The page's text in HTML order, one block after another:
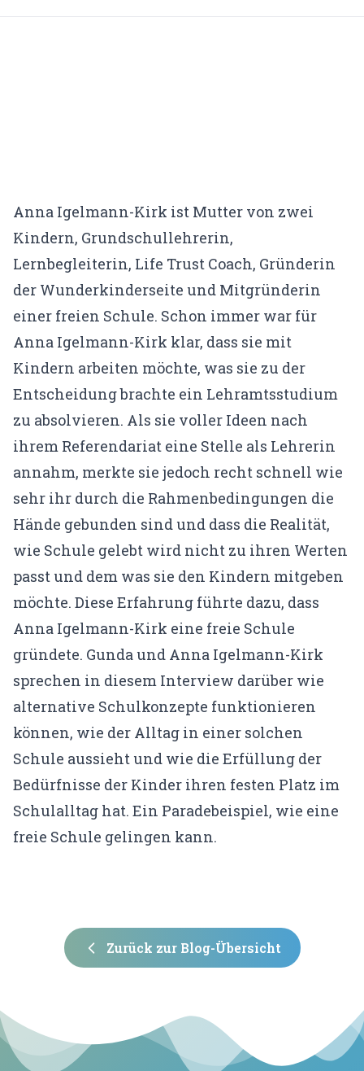
Traumatherapie (DeGPT)
Narrative
Traumasensibles Coaching
Du bist nicht kaputt (Aufzeichnung)
ÜBER UNS
Gründerin & Denkfabrik
Unser Team
Unsere Partner
Karriere
🗓️ Alle Veranstaltungen
EMDR Live Webinar
Supervision
📝 Blog
KONTO
Mein Konto
Expertenfinder-Profil
Anna Igelmann-Kirk ist Mutter von zwei
Kindern, Grundschullehrerin,
Lernbegleiterin, Life Trust Coach, Gründerin
der Wunderkinderseite und Mitgründerin
einer freien Schule. Schon immer war für
Anna Igelmann-Kirk klar, dass sie mit
Kindern arbeiten möchte, was sie zu der
Entscheidung brachte ein Lehramtsstudium
zu absolvieren. Als sie voller Ideen nach
ihrem Referendariat eine Stelle als Lehrerin
annahm, merkte sie jedoch recht schnell wie
sehr ihr durch die Rahmenbedingungen die
Hände gebunden sind und dass die Realität,
wie Schule gelebt wird nicht zu ihren Werten
passt und dem was sie den Kindern mitgeben
möchte. Diese Erfahrung führte dazu, dass
Anna Igelmann-Kirk eine freie Schule
gründete. Gunda und Anna Igelmann-Kirk
sprechen in diesem Interview darüber wie
alternative Schulkonzepte funktionieren
können, wie der Alltag in einer solchen
Schule aussieht und wie die Erfüllung der
Bedürfnisse der Kinder ihren festen Platz im
Schulalltag hat. Ein Paradebeispiel, wie eine
freie Schule gelingen kann.
Zurück zur Blog-Übersicht